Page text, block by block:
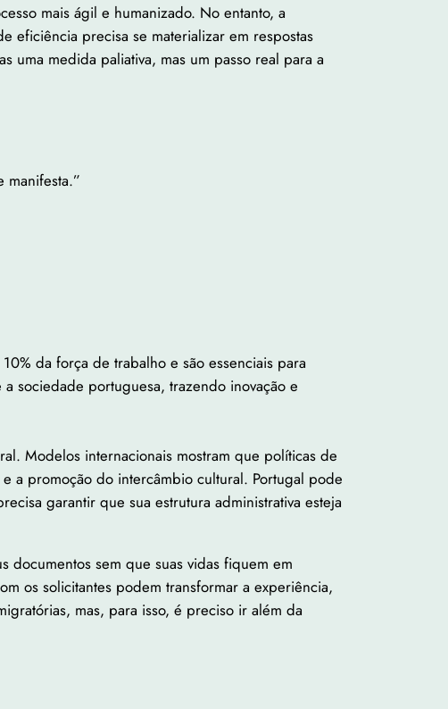
mais ágil e humanizado. No entanto, a
eficiência precisa se materializar em respostas
uma medida paliativa, mas um passo real para a
manifesta.”
da força de trabalho e são essenciais para
sociedade portuguesa, trazendo inovação e
Modelos internacionais mostram que políticas de
a promoção do intercâmbio cultural. Portugal pode
garantir que sua estrutura administrativa esteja
documentos sem que suas vidas fiquem em
os solicitantes podem transformar a experiência,
mas, para isso, é preciso ir além da